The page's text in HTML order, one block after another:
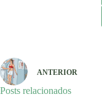
ANTERIOR
Posts relacionados